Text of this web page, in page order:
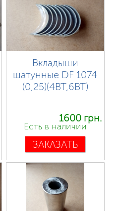
Вкладыши
шатунные DF 1074
(0,25)(4BT,6BT)
1600 грн.
Есть в наличии
ЗАКАЗАТЬ